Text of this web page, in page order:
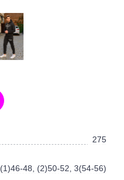
275
(1)46-48, (2)50-52, 3(54-56)